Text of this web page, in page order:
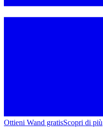
Ottieni Wand gratisScopri di più